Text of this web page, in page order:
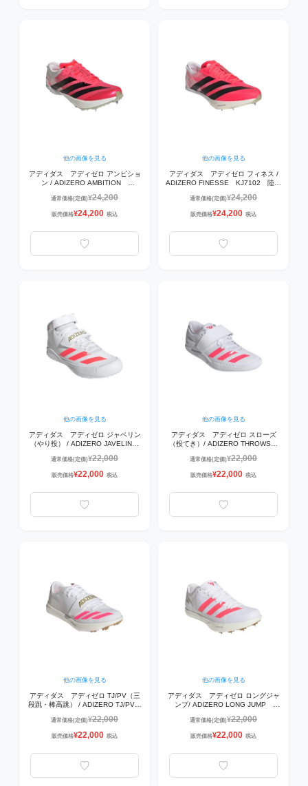
他の画像を見る
アディダス アディゼロ アンビショ
ン / ADIZERO AMBITION
ﾌﾞﾗｯｸ/ｺﾞｰﾙﾄﾞﾒﾀﾘｯｸ 中距離（800-
1,500 ｍ用）
通常価格(定価)¥24,200
販売価格¥24,200 税込
他の画像を見る
アディダス アディゼロ フィネス /
ADIZERO FINESSE KJ7102 陸上
ﾀﾘｯｸ 短距離（200m～400m用）
通常価格(定価)¥24,200
販売価格¥24,200 税込
他の画像を見る
アディダス アディゼロ ジャベリン
（やり投） / ADIZERO JAVELIN
ｿｰﾗｰﾀｰﾎﾞ/ｺﾞｰﾙﾄﾞﾒﾀﾘｯｸ
通常価格(定価)¥22,000
販売価格¥22,000 税込
他の画像を見る
アディダス アディゼロ スローズ
（投てき）/ ADIZERO THROWS
ｿｰﾗｰﾀｰﾎﾞ/ｺﾞｰﾙﾄﾞﾒﾀﾘｯｸ
通常価格(定価)¥22,000
販売価格¥22,000 税込
他の画像を見る
アディダス アディゼロ TJ/PV（三
段跳・棒高跳） / ADIZERO TJ/PV
ｺｱﾌﾞﾗｯｸ/ｺﾞｰﾙﾄﾞﾒﾀﾘｯｸ
通常価格(定価)¥22,000
販売価格¥22,000 税込
他の画像を見る
アディダス アディゼロ ロングジャ
ンプ/ ADIZERO LONG JUMP
ｺｱﾌﾞﾗｯｸ/ｺﾞｰﾙﾄﾞﾒﾀﾘｯｸ （走幅跳）
通常価格(定価)¥22,000
販売価格¥22,000 税込